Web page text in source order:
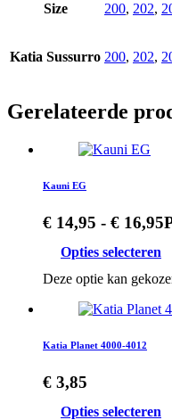
Size 200, 202,
Katia Sussurro 200, 202,
Gerelateerde
Kauni EG
€ 14,95 - € 16,95
Opties selecteren
Deze optie kan
Katia Planet 4000-4012
€ 3,85
Opties selecteren